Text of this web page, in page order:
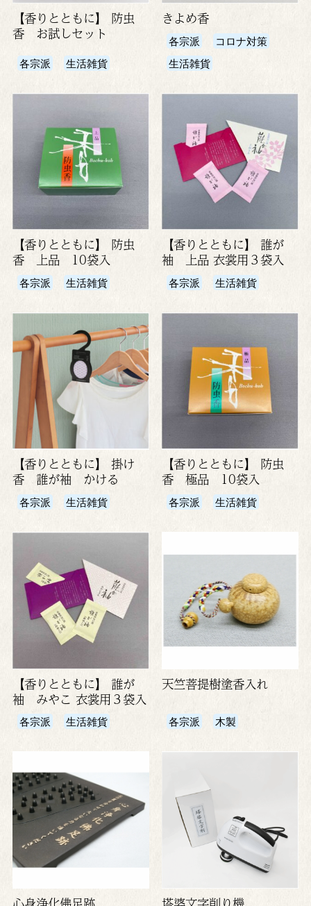
【香りとともに】 防虫
香 お試しセット
各宗派 生活雑貨
きよめ香
各宗派
コロナ対策
生活雑貨
【香りとともに】 防虫
香 上品 10袋入
各宗派 生活雑貨
【香りとともに】 誰が
袖 上品 衣裳用３袋入
各宗派 生活雑貨
【香りとともに】 掛け
香 誰が袖 かける
各宗派 生活雑貨
【香りとともに】 防虫
香 極品 10袋入
各宗派 生活雑貨
【香りとともに】 誰が
袖 みやこ 衣裳用３袋入
各宗派 生活雑貨
天竺菩提樹塗香入れ
各宗派 木製